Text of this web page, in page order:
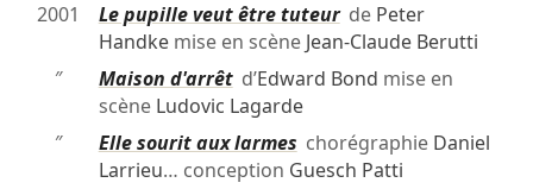
2001
Le pupille veut être tuteurde Peter
Handkemise en scène Jean-Claude Berutti
″
Maison d'arrêtd’Edward Bond mise en
scène Ludovic Lagarde
″
Elle sourit aux larmes chorégraphie Daniel
Larrieu… conception Guesch Patti